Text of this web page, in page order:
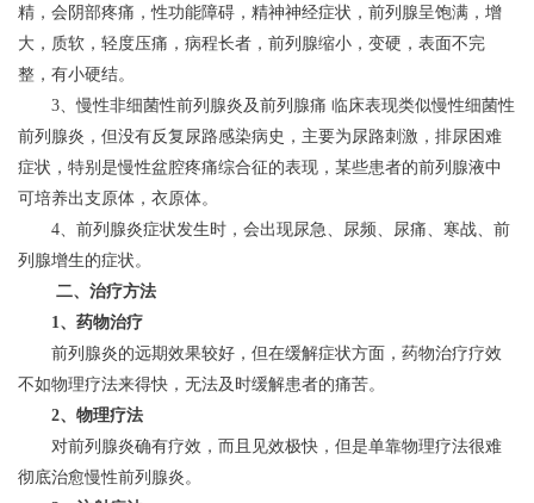
精，会阴部疼痛，性功能障碍，精神神经症状，前列腺呈饱满，增
大，质软，轻度压痛，病程长者，前列腺缩小，变硬，表面不完
整，有小硬结。
3、慢性非细菌性前列腺炎及前列腺痛 临床表现类似慢性细菌性
前列腺炎，但没有反复尿路感染病史，主要为尿路刺激，排尿困难
症状，特别是慢性盆腔疼痛综合征的表现，某些患者的前列腺液中
可培养出支原体，衣原体。
4、前列腺炎症状发生时，会出现尿急、尿频、尿痛、寒战、前
列腺增生的症状。
二、治疗方法
1、药物治疗
前列腺炎的远期效果较好，但在缓解症状方面，药物治疗疗效
不如物理疗法来得快，无法及时缓解患者的痛苦。
2、物理疗法
对前列腺炎确有疗效，而且见效极快，但是单靠物理疗法很难
彻底治愈慢性前列腺炎。